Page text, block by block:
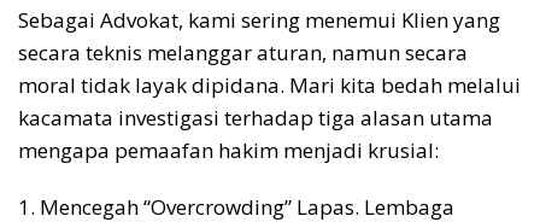
Sebagai Advokat, kami sering menemui Klien yang
secara teknis melanggar aturan, namun secara
moral tidak layak dipidana. Mari kita bedah melalui
kacamata investigasi terhadap tiga alasan utama
mengapa pemaafan hakim menjadi krusial:
1. Mencegah “Overcrowding” Lapas. Lembaga